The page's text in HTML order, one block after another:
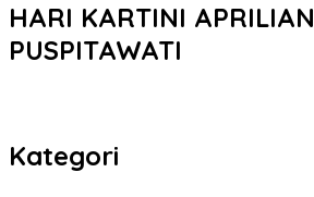
HARI KARTINI
PUSPITAWATI
Kategori